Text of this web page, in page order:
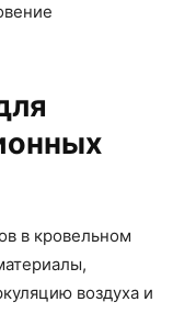
в кровельном
воздуха и